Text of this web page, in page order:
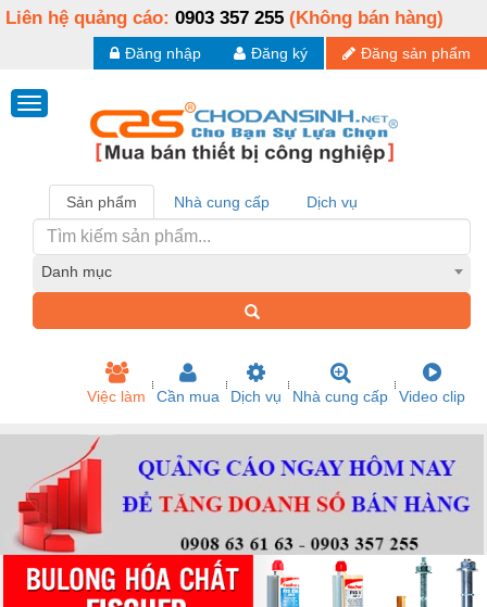
Liên hệ quảng cáo: 0903 357 255 (Không bán hàng)
Đăng sản phẩm
Đăng ký
Đăng nhập
Sản phẩm Nhà cung cấp Dịch vụ
Danh mục
Việc làm Cần mua Dịch vụ Nhà cung cấp Video clip